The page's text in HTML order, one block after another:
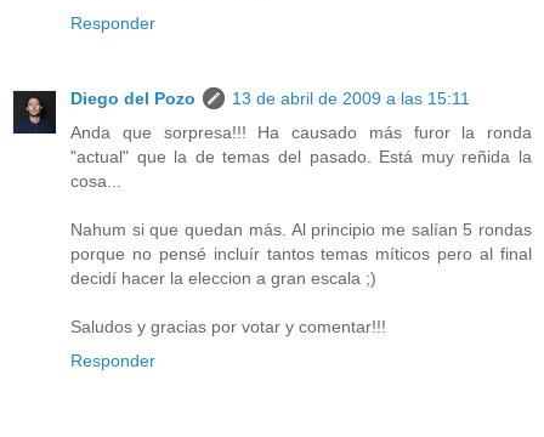
Responder
Diego del Pozo
13 de abril de 2009 a las 15:11
Anda que sorpresa!!! Ha causado más furor la ronda
"actual" que la de temas del pasado. Está muy reñida la
cosa...
Nahum si que quedan más. Al principio me salían 5 rondas
porque no pensé incluír tantos temas míticos pero al final
decidí hacer la eleccion a gran escala ;)
Saludos y gracias por votar y comentar!!!
Responder